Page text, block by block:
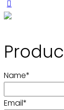
Name*
Email*